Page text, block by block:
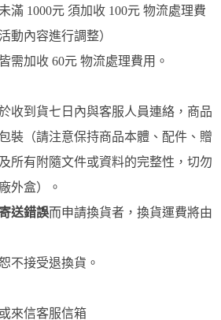
滿 1000元 須加收 100元 物流處理費
動內容進行調整）
需加收 60元 物流處理費用。
收到貨七日內與客服人員連絡，商品
裝（請注意保持商品本體、配件、贈
所有附隨文件或資料的完整性，切勿
外盒）。
送錯誤而申請換貨者，換貨運費將由
不接受退換貨。
或來信客服信箱